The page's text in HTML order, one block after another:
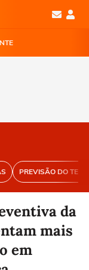
PREVISÃO DO
da
mais
em